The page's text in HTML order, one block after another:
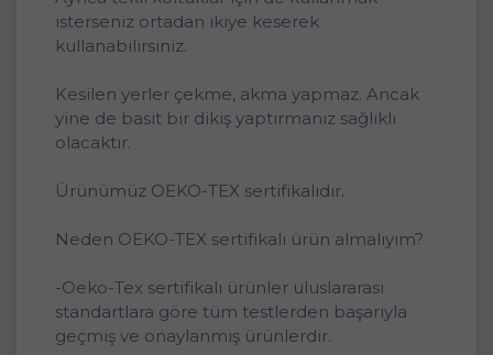
isterseniz ortadan ikiye keserek
kullanabilirsiniz.
Kesilen yerler çekme, akma yapmaz. Ancak
yine de basit bir dikiş yaptırmanız sağlıklı
olacaktır.
Ürünümüz OEKO-TEX sertifikalıdır.
Neden OEKO-TEX sertifikalı ürün almalıyım?
-Oeko-Tex sertifikalı ürünler uluslararası
standartlara göre tüm testlerden başarıyla
geçmiş ve onaylanmış ürünlerdir.